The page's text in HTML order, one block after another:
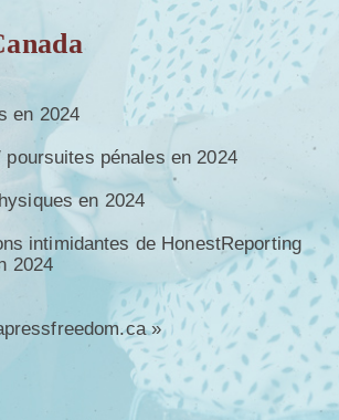
en 2024
pénales en 2024
en 2024
intimidantes de HonestReporting
2024
»